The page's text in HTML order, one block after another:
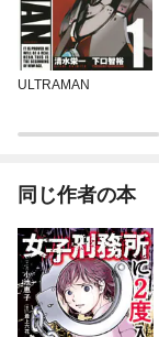
ULTRAMAN
同じ作者の本